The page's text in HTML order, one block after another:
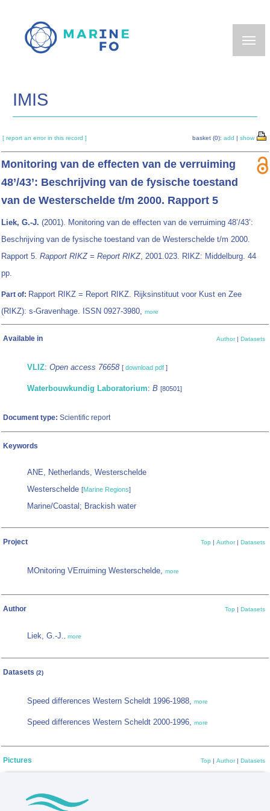
main
IMIS
[ report an error in this record ] basket (0): add show
Monitoring van de effecten van de verruiming
48’/43’: Beschrijving van de fysische toestand
van de Westerschelde t/m 2000. Rapport 5
Liek, G.-J. (2001). Monitoring van de effecten van de verruiming 48’/43’:
Beschrijving van de fysische toestand van de Westerschelde t/m 2000.
Rapport 5. Rapport RIKZ = Report RIKZ, 2001.023. RIKZ: Middelburg. 44
pp.
Part of: Rapport RIKZ = Report RIKZ. Rijksinstituut voor Kust en Zee
(RIKZ): s-Gravenhage. ISSN 0927-3980, more
Available in Author| Datasets
VLIZ: Open access 76658 [ download pdf ]
Waterbouwkundig Laboratorium: B [80501]
Document type: Scientific report
Keywords
ANE, Netherlands, Westerschelde
Westerschelde [Marine Regions]
Marine/Coastal; Brackish water
Project Top Author| Datasets
MOnitoring VErruiming Westerschelde, more
Author Top Datasets
Liek, G.-J., more
Datasets (2)
Speed differences Western Scheldt 1996-1988, more
Speed differences Western Scheldt 2000-1996, more
Pictures Top Author| Datasets